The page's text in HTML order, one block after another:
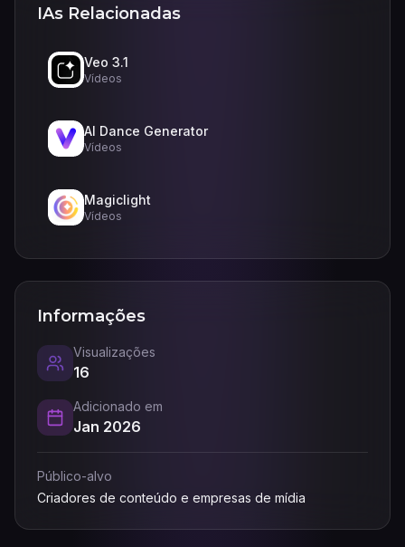
IAs Relacionadas
Veo 3.1
Vídeos
AI Dance Generator
Vídeos
Magiclight
Vídeos
Informações
Visualizações
16
Adicionado em
Jan 2026
Público-alvo
Criadores de conteúdo e empresas de mídia